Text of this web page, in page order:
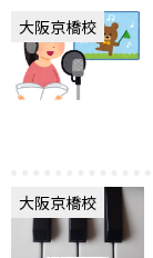
大阪京橋校
大阪京橋校